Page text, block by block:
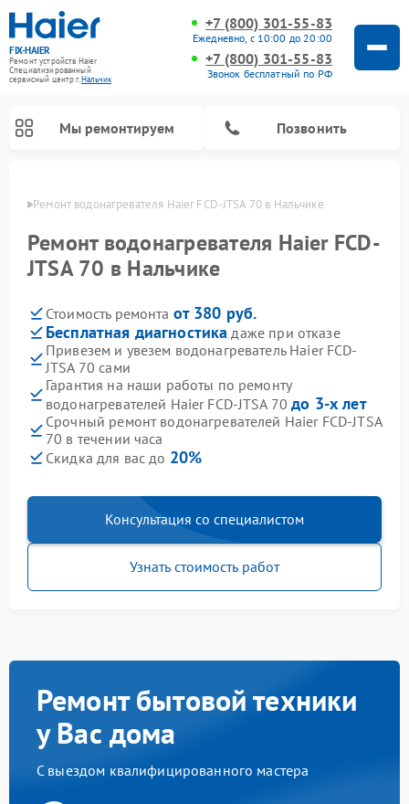
FIX-HAIER
Ремонт устройств Haier
Специализированный
cервисный центр г.Нальчик
+7 (800) 301-55-83
Ежедневно, с 10:00 до 20:00
+7 (800) 301-55-83
Звонок бесплатный по РФ
Мы ремонтируем Позвонить
Ремонт водонагревателя Haier FCD-JTSA 70 в Нальчике
Ремонт водонагревателя Haier FCD-
JTSA 70 в Нальчике
Стоимость ремонта от 380 руб.
Бесплатная диагностика даже при отказе
Привезем и увезем водонагреватель Haier FCD-
JTSA 70 сами
Гарантия на наши работы по ремонту
водонагревателей Haier FCD-JTSA 70до 3-х лет
Срочный ремонт водонагревателей Haier FCD-JTSA
70 в течении часа
Скидка для вас до 20%
Консультация со специалистом
Узнать стоимость работ
Ремонт бытовой техники
у Вас дома
С выездом квалифицированного мастера